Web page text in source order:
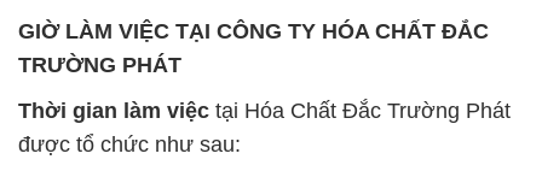
GIỜ LÀM VIỆC TẠI CÔNG TY HÓA CHẤT ĐẮC
TRƯỜNG PHÁT
Thời gian làm việc tại Hóa Chất Đắc Trường Phát
được tổ chức như sau: